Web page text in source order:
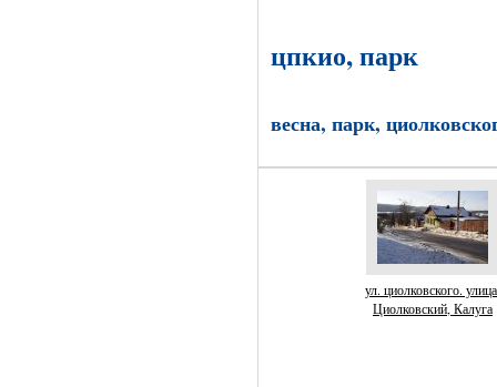
цпкио, парк
весна, парк,
ул. циолковского.
Циолковский, Калуга